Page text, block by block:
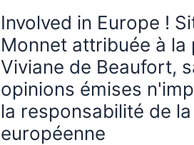
Involved in Europe !
Monnet attribuée à la
Viviane de Beaufort,
opinions émises
la responsabilité de
européenne